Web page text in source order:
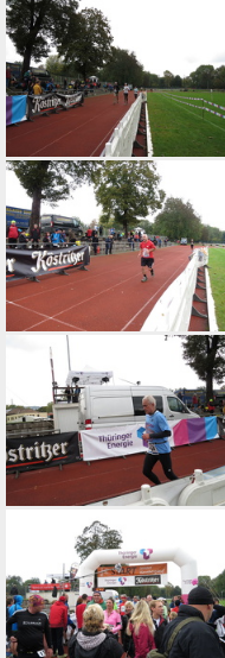
jk-2015-strecke-062
jk-2015-ziel-045
jk-2015-ziel-038
jk-2015-ziel-034